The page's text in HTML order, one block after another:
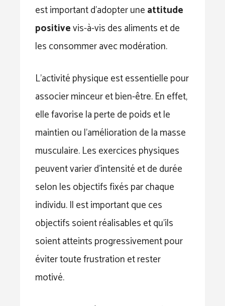
est important d’adopter uneattitude
positivevis-à-vis des aliments et de
les consommer avec modération.
L’activité physique est essentielle pour
associer minceur et bien-être. En effet,
elle favorise la perte de poids et le
maintien ou l’amélioration de la masse
musculaire. Les exercices physiques
peuvent varier d’intensité et de durée
selon les objectifs fixés par chaque
individu. Il est important que ces
objectifs soient réalisables et qu’ils
soient atteints progressivement pour
éviter toute frustration et rester
motivé.